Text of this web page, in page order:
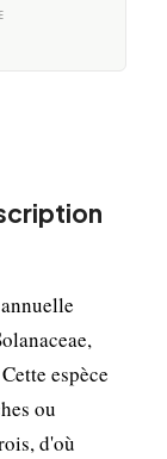
espèce
ou
d'où